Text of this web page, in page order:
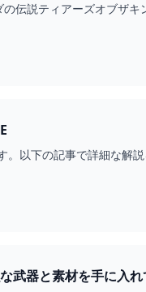
ダム #攻略 #ティアキン #攻略
。以下の記事で詳細な
器と素材を手に入れ